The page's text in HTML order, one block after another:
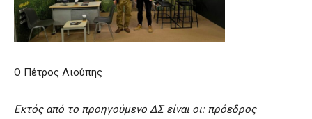
O Πέτρος Λιούπης
Εκτός από το προηγούμενο ΔΣ είναι οι: πρόεδρος